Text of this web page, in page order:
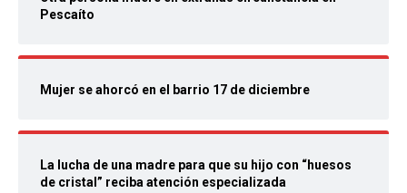
Pescaíto
Mujer se ahorcó en el barrio 17 de diciembre
La lucha de una madre para que su hijo con “huesos
de cristal” reciba atención especializada